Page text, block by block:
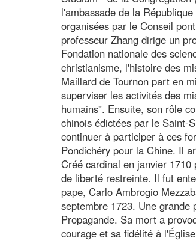
l'ambassade de la
organisées par le Conseil
professeur Zhang dirige un
Fondation nationale des
christianisme, l'histoire des
Maillard de Tournon part en
superviser les activités des
humains". Ensuite, son rôle
chinois édictées par le Saint-
continuer à participer à ces
Pondichéry pour la Chine. Il
Créé cardinal en janvier
de liberté restreinte. Il fut
pape, Carlo Ambrogio
septembre 1723. Une
Propagande. Sa mort a
courage et sa fidélité à